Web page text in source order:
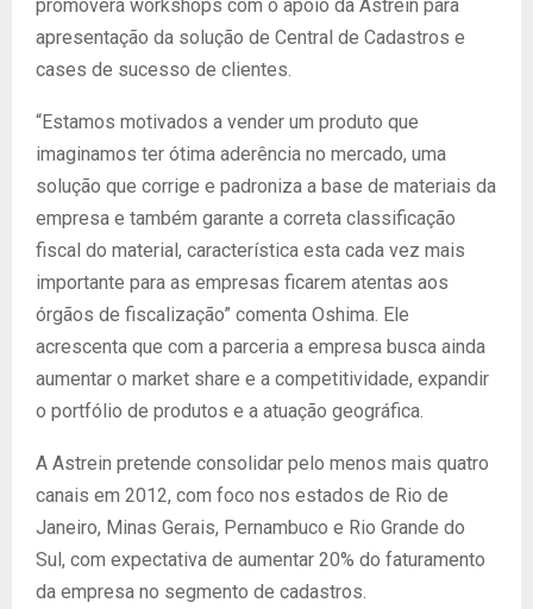
promoverá workshops com o apoio da Astrein para
apresentação da solução de Central de Cadastros e
cases de sucesso de clientes.
“Estamos motivados a vender um produto que
imaginamos ter ótima aderência no mercado, uma
solução que corrige e padroniza a base de materiais da
empresa e também garante a correta classificação
fiscal do material, característica esta cada vez mais
importante para as empresas ficarem atentas aos
órgãos de fiscalização” comenta Oshima. Ele
acrescenta que com a parceria a empresa busca ainda
aumentar o market share e a competitividade, expandir
o portfólio de produtos e a atuação geográfica.
A Astrein pretende consolidar pelo menos mais quatro
canais em 2012, com foco nos estados de Rio de
Janeiro, Minas Gerais, Pernambuco e Rio Grande do
Sul, com expectativa de aumentar 20% do faturamento
da empresa no segmento de cadastros.